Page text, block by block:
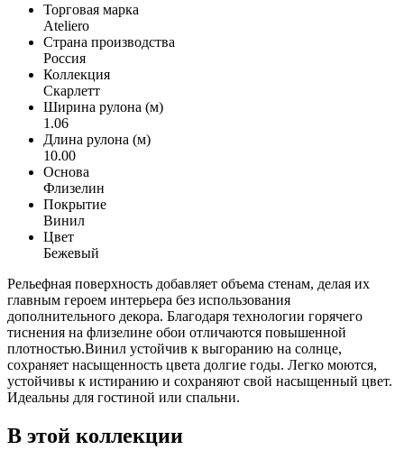
Торговая марка
Ateliero
Страна производства
Россия
Коллекция
Скарлетт
Ширина рулона (м)
1.06
Длина рулона (м)
10.00
Основа
Флизелин
Покрытие
Винил
Цвет
Бежевый
Рельефная поверхность добавляет объема стенам, делая их
главным героем интерьера без использования
дополнительного декора. Благодаря технологии горячего
тиснения на флизелине обои отличаются повышенной
плотностью.Винил устойчив к выгоранию на солнце,
сохраняет насыщенность цвета долгие годы. Легко моются,
устойчивы к истиранию и сохраняют свой насыщенный цвет.
Идеальны для гостиной или спальни.
В этой коллекции